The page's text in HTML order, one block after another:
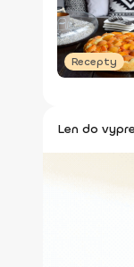
Recepty
Len do